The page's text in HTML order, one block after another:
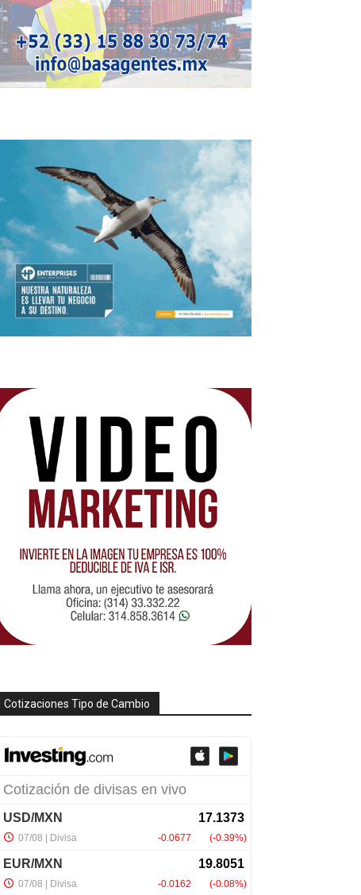
Cotizaciones Tipo de Cambio